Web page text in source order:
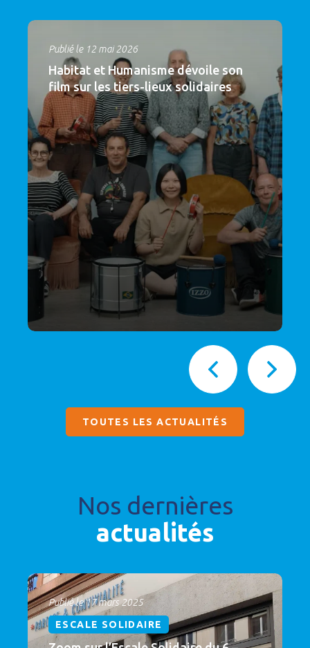
Publié le 12 mai 2026
Habitat et Humanisme dévoile son
film sur les tiers-lieux solidaires
TOUTES LES ACTUALITÉS
Nos dernières
actualités
Publié le 17 mars 2025
ESCALE SOLIDAIRE